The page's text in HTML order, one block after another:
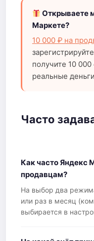
Открываете
Маркете?
10 000 ₽ на
получите 10
реальные
Часто
Как часто Яндекс
продавцам?
На выбор два
или раз в месяц
выбирается в